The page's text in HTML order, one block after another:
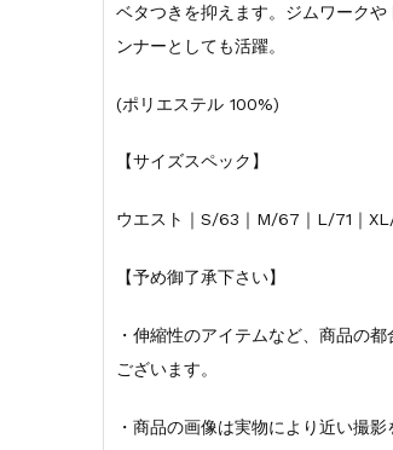
ベタつきを抑えます。ジムワーク
ンナーとしても活躍。
(ポリエステル 100%)
【サイズスペック】
ウエスト｜S/63｜M/67｜L/71｜
【予め御了承下さい】
・伸縮性のアイテムなど、商品の
ございます。
・商品の画像は実物により近い撮